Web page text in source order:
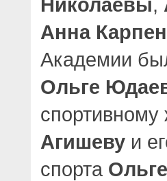
Анна
Академии
Ольге
Агишеву и
спорта